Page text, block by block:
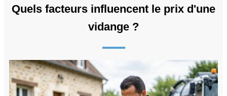
Quels facteurs influencent le prix d'une
vidange ?